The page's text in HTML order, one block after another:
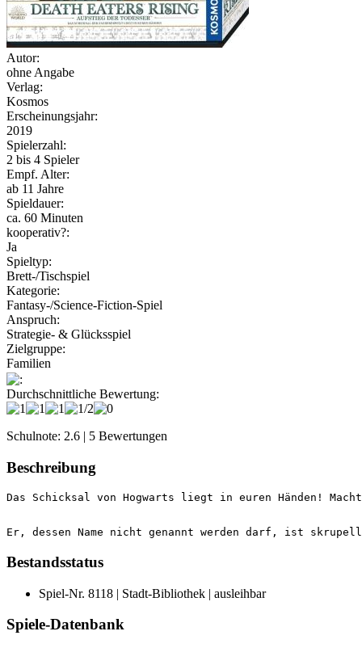
Autor:
ohne Angabe
Verlag:
Kosmos
Erscheinungsjahr:
2019
Spielerzahl:
2 bis 4 Spieler
Empf. Alter:
ab 11 Jahre
Spieldauer:
ca. 60 Minuten
kooperativ?:
Ja
Spieltyp:
Brett-/Tischspiel
Kategorie:
Fantasy-/Science-Fiction-Spiel
Anspruch:
Strategie- & Glücksspiel
Zielgruppe:
Familien
:
Durchschnittliche Bewertung:
Schulnote: 2.6 | 5 Bewertungen
Beschreibung
Er, dessen Name nicht genannt werden darf, ist
Bestandsstatus
Spiel-Nr. 8118 | Stadt-Bibliothek | ausleihbar
Spiele-Datenbank